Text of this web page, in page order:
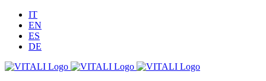
Skip
content
LinkedIn
YouTube
Facebook
Email
IT
EN
ES
DE